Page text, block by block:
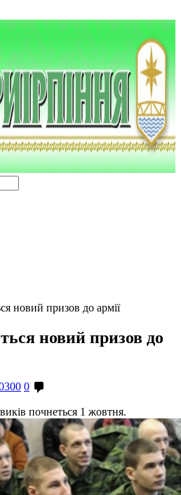
новий призов до армії
новий призов до
0
почнеться 1 жовтня.